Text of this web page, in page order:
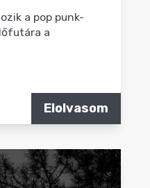
a pop punk-
a
Elolvasom